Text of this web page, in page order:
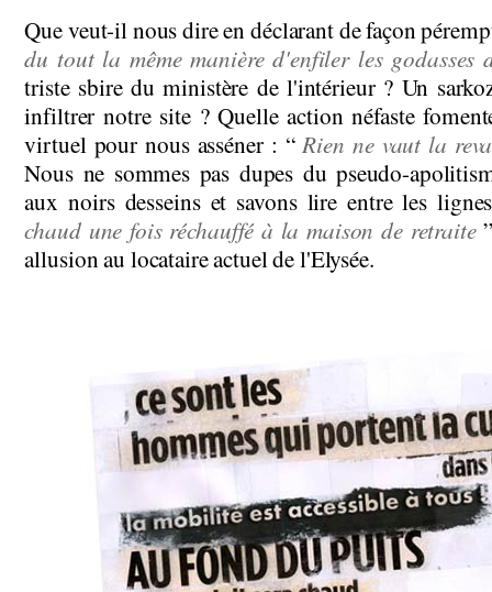
Que veut-il nous dire en déclarant de façon
du tout la même manière d'enfiler les godasses
triste sbire du ministère de l'intérieur ? Un
infiltrer notre site ? Quelle action néfaste
virtuel pour nous asséner : “Rien ne vaut la
Nous ne sommes pas dupes du pseudo-
aux noirs desseins et savons lire entre les
chaud une fois réchauffé à la maison de retraite
allusion au locataire actuel de l'Elysée.